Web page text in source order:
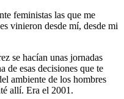
feministas las que me
vinieron desde mí, desde mi
se hacían unas jornadas
de esas decisiones que te
ambiente de los hombres
allí. Era el 2001.